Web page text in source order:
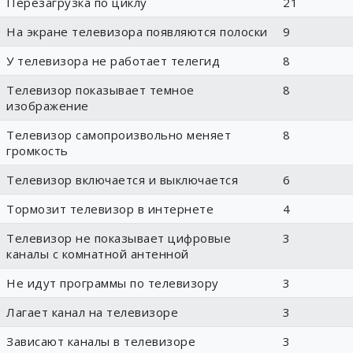
На экране телевизора появляются полоски
9
У телевизора не работает телегид
8
Телевизор показывает темное
изображение
8
Телевизор самопроизвольно меняет
громкость
8
Телевизор включается и выключается
6
Тормозит телевизор в интернете
4
Телевизор не показывает цифровые
каналы с комнатной антенной
3
Не идут программы по телевизору
3
Лагает канал на телевизоре
3
Зависают каналы в телевизоре
3